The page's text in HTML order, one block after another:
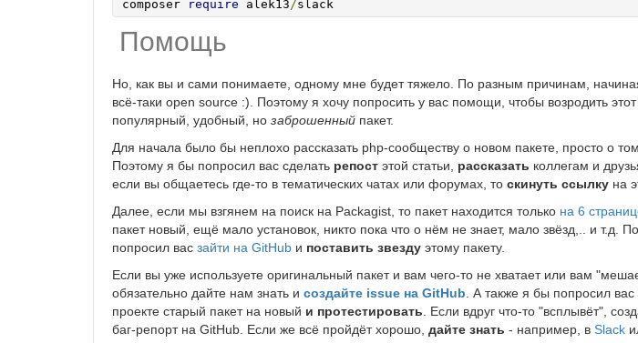
composer
require alek13/slack
Помощь
Но, как вы и сами понимаете, одному мне будет тяжело. По разным причинам,
всё-таки open source :). Поэтому я хочу попросить у вас помощи, чтобы возродить
популярный, удобный, но заброшенный пакет.
Для начала было бы неплохо рассказать php-сообществу о новом пакете, просто о
Поэтому я бы попросил вас сделать репост этой статьи, рассказать коллегам и
если вы общаетесь где-то в тематических чатах или форумах, то скинуть ссылку на
Далее, если мы взгянем на поиск на Packagist, то пакет находится только на 6
пакет новый, ещё мало установок, никто пока что о нём не знает, мало звёзд,.. и т.д.
попросил вас зайти на GitHub и поставить звезду этому пакету.
Если вы уже используете оригинальный пакет и вам чего-то не хватает или вам
обязательно дайте нам знать и создайте issue на GitHub. А также я бы попросил вас
проекте старый пакет на новый и протестировать. Если вдруг что-то "всплывёт",
баг-репорт на GitHub. Если же всё пройдёт хорошо, дайте знать - например, в Slack